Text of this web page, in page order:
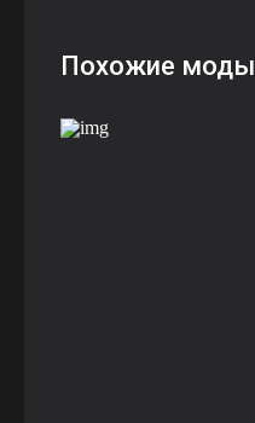
Похожие моды